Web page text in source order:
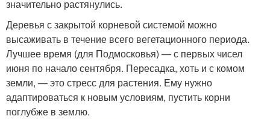
значительно растянулись.
Деревья с закрытой корневой системой можно
высаживать в течение всего вегетационного периода.
Лучшее время (для Подмосковья) — с первых чисел
июня по начало сентября. Пересадка, хоть и с комом
земли, — это стресс для растения. Ему нужно
адаптироваться к новым условиям, пустить корни
поглубже в землю.